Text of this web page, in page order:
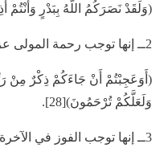
(وَلَقَدْ نَصَرَكُمُ اللَّهُ بِبَدْرٍ وَأَنْتُمْ
2ــ إنها توجب رحمة المولى عز وجل بعبده كما في قوله تعالى:
(أَوَعَجِبْتُمْ أَنْ جَاءَكُمْ ذِكْرٌ مِنْ
وَلَعَلَّكُمْ تُرْحَمُونَ)[28].
3ــ إنها توجب الفوز في